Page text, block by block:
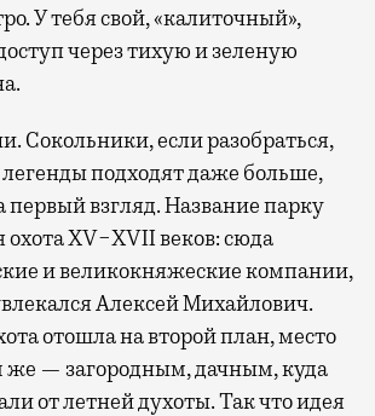
У тебя свой, «калиточный»,
через тихую и зеленую
Сокольники, если разобраться,
подходят даже больше,
первый взгляд. Название парку
охота XV−XVII веков: сюда
и великокняжеские компании,
Алексей Михайлович.
отошла на второй план, место
же — загородным, дачным, куда
от летней духоты. Так что идея